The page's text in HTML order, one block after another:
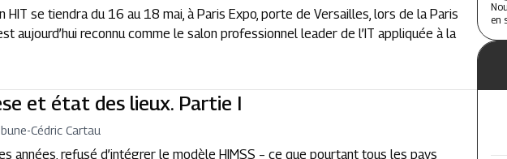
HIT se tiendra du 16 au 18 mai, à Paris Expo, porte de Versailles, lors de la Paris
aujourd’hui reconnu comme le salon professionnel leader de l’IT appliquée à la
et état des lieux. Partie I
-Cédric Cartau
années, refusé d’intégrer le modèle HIMSS – ce que pourtant tous les pays
en